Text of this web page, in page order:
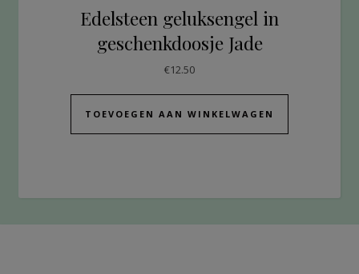
Edelsteen geluksengel in
geschenkdoosje Jade
€12.50
TOEVOEGEN AAN WINKELWAGEN